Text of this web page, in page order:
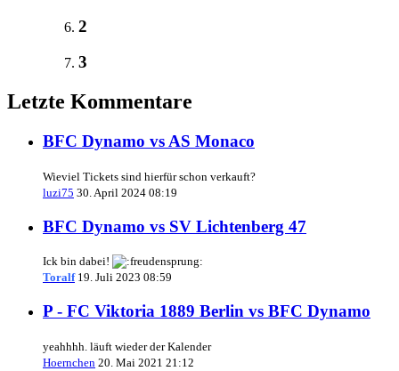
2
3
Letzte Kommentare
BFC Dynamo vs AS Monaco
Wieviel Tickets sind hierfür schon verkauft?
luzi75 30. April 2024 08:19
BFC Dynamo vs SV Lichtenberg 47
Ick bin dabei!
Toralf 19. Juli 2023 08:59
P - FC Viktoria 1889 Berlin vs BFC Dynamo
yeahhhh. läuft wieder der Kalender
Hoernchen 20. Mai 2021 21:12